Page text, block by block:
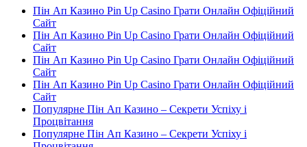
Пін Ап Казино Pin Up Casino Грати Онлайн Офіційний
Сайт
Пін Ап Казино Pin Up Casino Грати Онлайн Офіційний
Сайт
Пін Ап Казино Pin Up Casino Грати Онлайн Офіційний
Сайт
Пін Ап Казино Pin Up Casino Грати Онлайн Офіційний
Сайт
Популярне Пін Ап Казино – Секрети Успіху і
Процвітання
Популярне Пін Ап Казино – Секрети Успіху і